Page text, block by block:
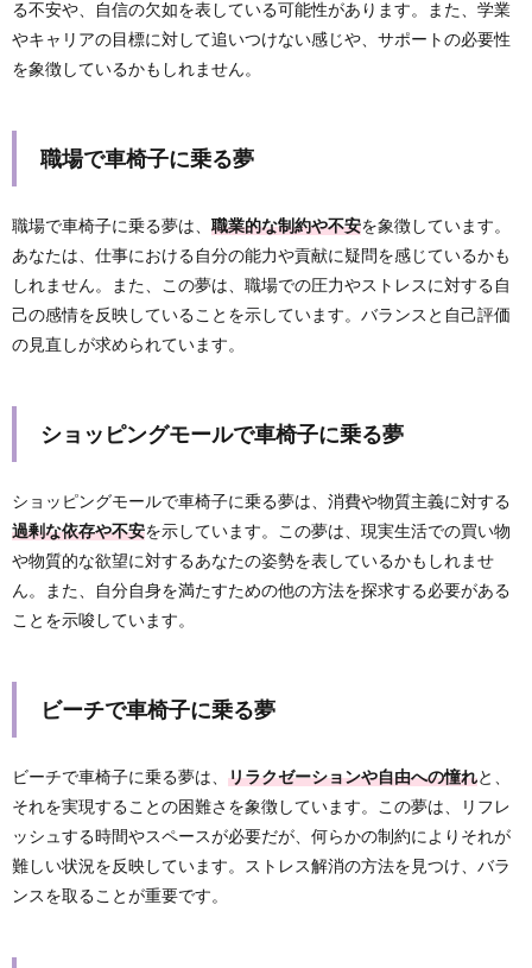
る不安や、自信の欠如を表している可能性があります。また、学業
やキャリアの目標に対して追いつけない感じや、サポートの必要性
を象徴しているかもしれません。
職場で車椅子に乗る夢
職場で車椅子に乗る夢は、 職業的な制約や不安を象徴しています。
あなたは、仕事における自分の能力や貢献に疑問を感じているかも
しれません。また、この夢は、職場での圧力やストレスに対する自
己の感情を反映していることを示しています。バランスと自己評価
の見直しが求められています。
ショッピングモールで車椅子に乗る夢
ショッピングモールで車椅子に乗る夢は、消費や物質主義に対する
過剰な依存や不安を示しています。この夢は、現実生活での買い物
や物質的な欲望に対するあなたの姿勢を表しているかもしれませ
ん。また、自分自身を満たすための他の方法を探求する必要がある
ことを示唆しています。
ビーチで車椅子に乗る夢
ビーチで車椅子に乗る夢は、 リラクゼーションや自由への憧れと、
それを実現することの困難さを象徴しています。この夢は、リフレ
ッシュする時間やスペースが必要だが、何らかの制約によりそれが
難しい状況を反映しています。ストレス解消の方法を見つけ、バラ
ンスを取ることが重要です。